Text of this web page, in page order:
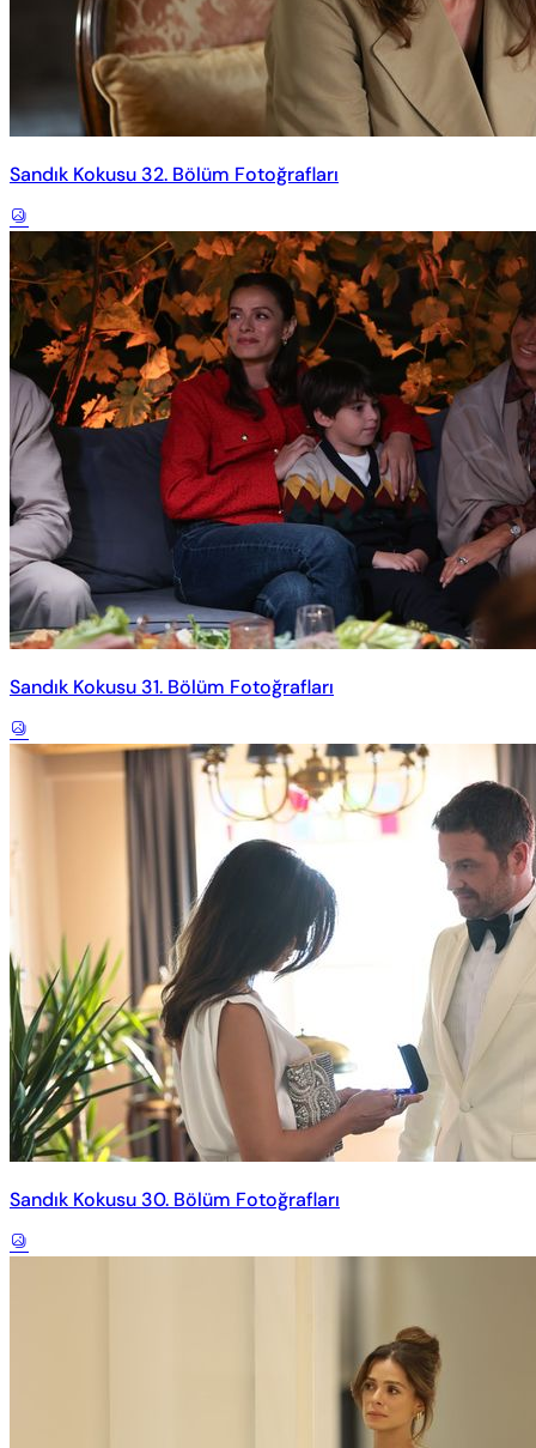
Sandık Kokusu 32. Bölüm Fotoğrafları
Sandık Kokusu 31. Bölüm Fotoğrafları
Sandık Kokusu 30. Bölüm Fotoğrafları